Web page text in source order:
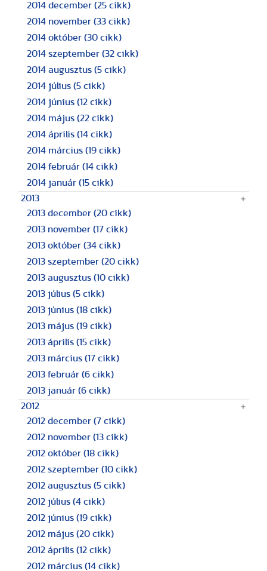
2014 december (25 cikk)
2014 november (33 cikk)
2014 október (30 cikk)
2014 szeptember (32 cikk)
2014 augusztus (5 cikk)
2014 július (5 cikk)
2014 június (12 cikk)
2014 május (22 cikk)
2014 április (14 cikk)
2014 március (19 cikk)
2014 február (14 cikk)
2014 január (15 cikk)
2013
2013 december (20 cikk)
2013 november (17 cikk)
2013 október (34 cikk)
2013 szeptember (20 cikk)
2013 augusztus (10 cikk)
2013 július (5 cikk)
2013 június (18 cikk)
2013 május (19 cikk)
2013 április (15 cikk)
2013 március (17 cikk)
2013 február (6 cikk)
2013 január (6 cikk)
2012
2012 december (7 cikk)
2012 november (13 cikk)
2012 október (18 cikk)
2012 szeptember (10 cikk)
2012 augusztus (5 cikk)
2012 július (4 cikk)
2012 június (19 cikk)
2012 május (20 cikk)
2012 április (12 cikk)
2012 március (14 cikk)